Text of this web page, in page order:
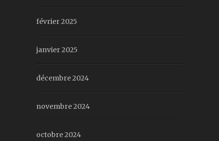
février 2025
janvier 2025
décembre 2024
novembre 2024
octobre 2024